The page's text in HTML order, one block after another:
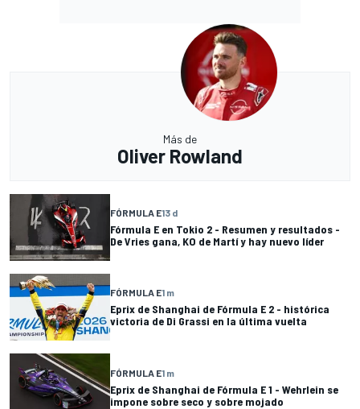
Más de
Oliver Rowland
FÓRMULA E13 d
Fórmula E en Tokio 2 - Resumen y resultados -
De Vries gana, KO de Martí y hay nuevo líder
FÓRMULA E1 m
Eprix de Shanghai de Fórmula E 2 - histórica
victoria de Di Grassi en la última vuelta
FÓRMULA E1 m
Eprix de Shanghai de Fórmula E 1 - Wehrlein se
impone sobre seco y sobre mojado